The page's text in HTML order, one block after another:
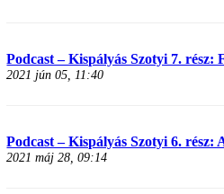
Podcast – Kispályás Szotyi 7. rész:
2021 jún 05, 11:40
Podcast – Kispályás Szotyi 6. rész:
2021 máj 28, 09:14